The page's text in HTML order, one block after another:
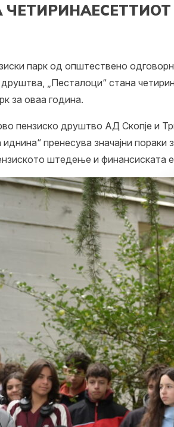
парк од општествено
„Песталоци“ стана
за оваа година.
пензиско друштво АД Скопје и
пренесува значајни пораки
штедење и финансиската